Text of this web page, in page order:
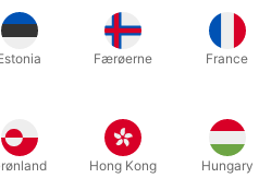
audiences. I showed my own
take the time to think about the
a good effect, a cute effect, a
Færøerne France
Hong Kong Hungary